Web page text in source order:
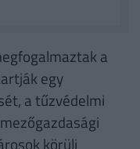
a
egy
a tűzvédelmi
körüli